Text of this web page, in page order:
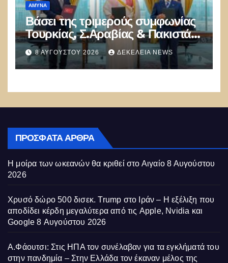
ΑΜΥΝΑ
Βάσει της τριμερούς συμφωνίας
Τουρκίας, Σ.Αραβίας & Πακιστάν
θα πολεμήσουν Ριάντ και
Ισλαμαμπάντ κατά της Ελλάδας!
8 ΑΥΓΟΎΣΤΟΥ 2026 ΔΕΚΈΛΕΙΑ NEWS
ΠΡΌΣΦΑΤΑ ΆΡΘΡΑ
Η μοίρα των ωκεανών θα κριθεί στο Αιγαίο 8 Αυγούστου
2026
Χρυσό δώρο 500 δισεκ. Trump στο Ιράν – Η εξέλιξη που
αποδίδει κέρδη μεγαλύτερα από τις Apple, Nvidia και
Google 8 Αυγούστου 2026
Α.Φάουτσι: Στις ΗΠΑ τον συνέλαβαν για τα εγκλήματά του
στην πανδημία – Στην Ελλάδα τον έκαναν μέλος της